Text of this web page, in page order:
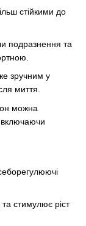
стійкими до
подразнення та
зручним у
миття.
можна
включаючи
стимулює ріст